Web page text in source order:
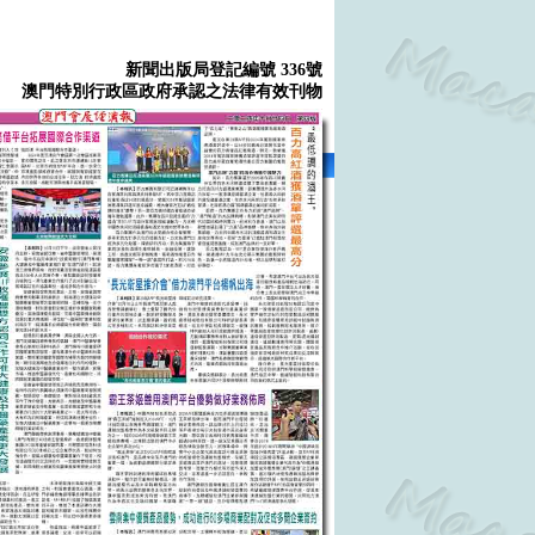
新聞出版局登記編號 336號
澳門特別行政區政府承認之法律有效刊物